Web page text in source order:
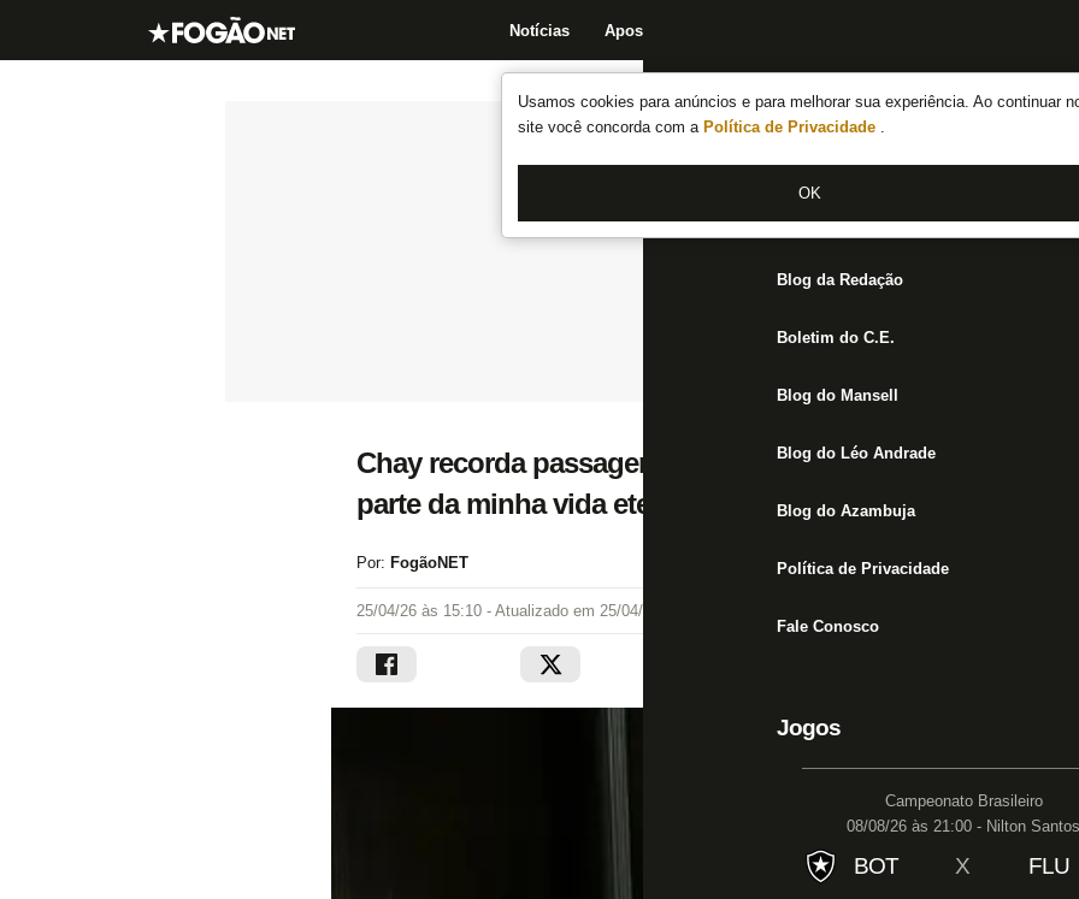
Usamos cookies para anúncios e para melhorar sua experiência. Ao continuar
site você concorda com a Política de Privacidade .
OK
Notícias Apostas
Notícias do Botafogo
Fórum
Jogos
Blog da Redação
Boletim do C.E.
Blog do Mansell
Blog do Léo Andrade
Blog do Azambuja
Política de Privacidade
Fale Conosco
Jogos
Campeonato Brasileiro
08/08/26 às 21:00 - Nilton Santos
BOT X FLU
Chay recorda passagem e se declara: ‘Eu amo o
parte da minha vida eternamente’
Por: FogãoNET
25/04/26 às 15:10 - Atualizado em 25/04/26 às 15:10